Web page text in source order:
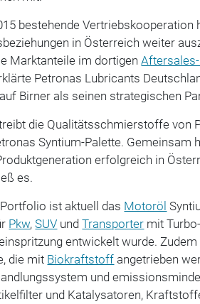
bestehende Vertriebskooperation
in Österreich weiter
Marktanteile im dortigen
Petronas Lubricants
Birner als seinen strategischen
die Qualitätsschmierstoffe von
Syntium-Palette. Gemeinsam
erfolgreich in
es.
ist aktuell das Motoröl
Pkw,SUV undTransporter mit
entwickelt wurde.
die mit Biokraftstoff angetrieben
und
und Katalysatoren,